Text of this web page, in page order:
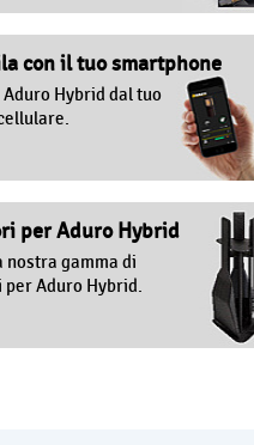
con il tuo smartphone
Hybrid dal tuo
per Aduro Hybrid
nostra gamma di
per Aduro Hybrid.